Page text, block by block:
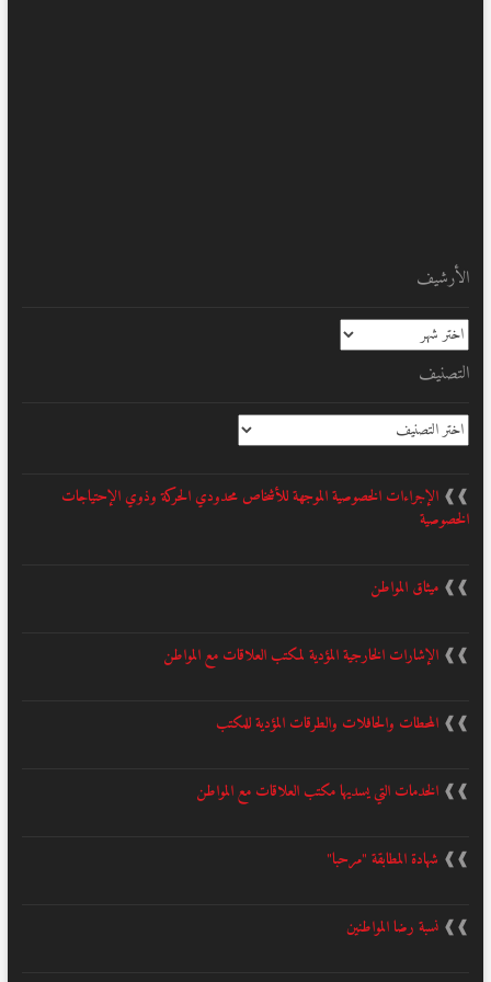
الأرشيف
الأرشيف
التصنيف
التصنيف
❱❱ الإجراءات الخصوصية الموجهة للأشخاص محدودي الحركة وذوي الإحتياجات
الخصوصية
❱❱ ميثاق المواطن
❱❱ الإشارات الخارجية المؤدية لمكتب العلاقات مع المواطن
❱❱ المحطات والحافلات والطرقات المؤدية للمكتب
❱❱ الخدمات التي يسديها مكتب العلاقات مع المواطن
❱❱ شهادة المطابقة "مرحبا"
❱❱ نسبة رضا المواطنين